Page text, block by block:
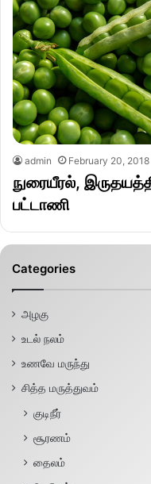
admin February 20, 2018
நுரையீரல்,
பட்டாணி
Categories
அழகு
உடல் நலம்
உணவே மருந்து
சித்த மருத்துவம்
குடிநீர்
சூரணம்
தைலம்